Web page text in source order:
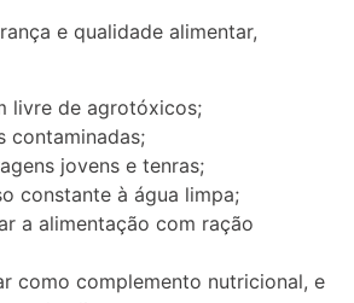
e qualidade alimentar,
livre de agrotóxicos;
contaminadas;
jovens e tenras;
constante à água limpa;
a alimentação com ração
como complemento nutricional, e